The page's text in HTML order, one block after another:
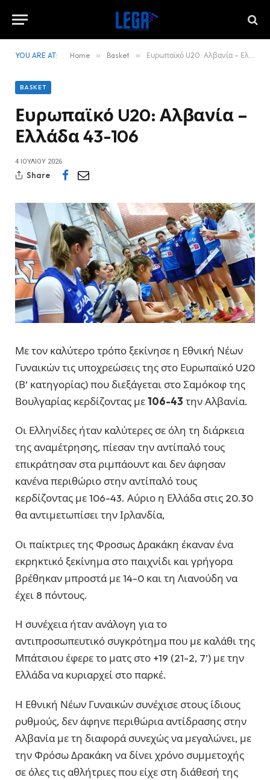
YOU ARE AT: Home » Basket » Ευρωπαϊκό U20: Αλβανία – Ελλάδα 43-106
BASKET
Ευρωπαϊκό U20: Αλβανία –
Ελλάδα 43-106
4 ΙΟΥΛΊΟΥ 2026
Share
Με τον καλύτερο τρόπο ξεκίνησε η Εθνική Νέων
Γυναικών τις υποχρεώσεις της στο Ευρωπαϊκό U20
(Β’ κατηγορίας) που διεξάγεται στο Σαμόκοφ της
Βουλγαρίας κερδίζοντας με106-43 την Αλβανία.
Οι Ελληνίδες ήταν καλύτερες σε όλη τη διάρκεια
της αναμέτρησης, πίεσαν την αντίπαλό τους
επικράτησαν στα ριμπάουντ και δεν άφησαν
κανένα περιθώριο στην αντίπαλό τους
κερδίζοντας με 106-43. Αύριο η Ελλάδα στις 20.30
θα αντιμετωπίσει την Ιρλανδία,
Οι παίκτριες της Φροσως Δρακάκη έκαναν ένα
εκρηκτικό ξεκίνημα στο παιχνίδι και γρήγορα
βρέθηκαν μπροστά με 14-0 και τη Λιανούδη να
έχει 8 πόντους.
Η συνέχεια ήταν ανάλογη για το
αντιπροσωπευτικό συγκρότημα που με καλάθι της
Μπάτσιου έφερε το ματς στο +19 (21-2, 7’) με την
Ελλάδα να κυριαρχεί στο παρκέ.
Η Εθνική Νέων Γυναικών συνέχισε στους ίδιους
ρυθμούς, δεν άφηνε περιθώρια αντίδρασης στην
Αλβανία με τη διαφορά συνεχώς να μεγαλώνει, με
την Φρόσω Δρακάκη να δίνει χρόνο συμμετοχής
σε όλες τις αθλήτριες που είχε στη διάθεσή της